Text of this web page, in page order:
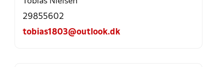
29855602
tobias1803@outlook.dk